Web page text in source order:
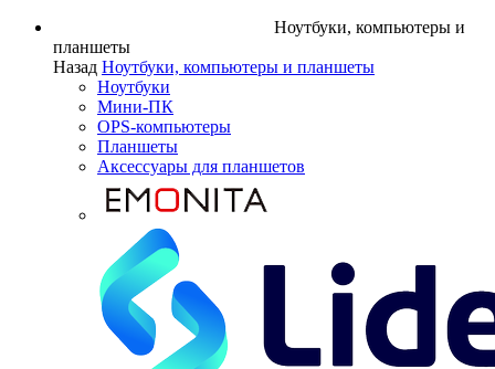
Ноутбуки, компьютеры и
планшеты
Назад Ноутбуки, компьютеры и планшеты
Ноутбуки
Мини-ПК
OPS-компьютеры
Планшеты
Аксессуары для планшетов